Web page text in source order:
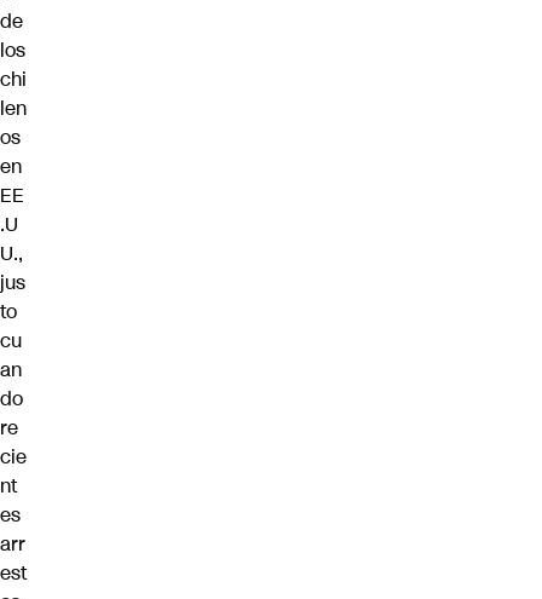
de
los
chi
len
os
en
EE
.U
U.,
jus
to
cu
an
do
re
cie
nt
es
arr
est